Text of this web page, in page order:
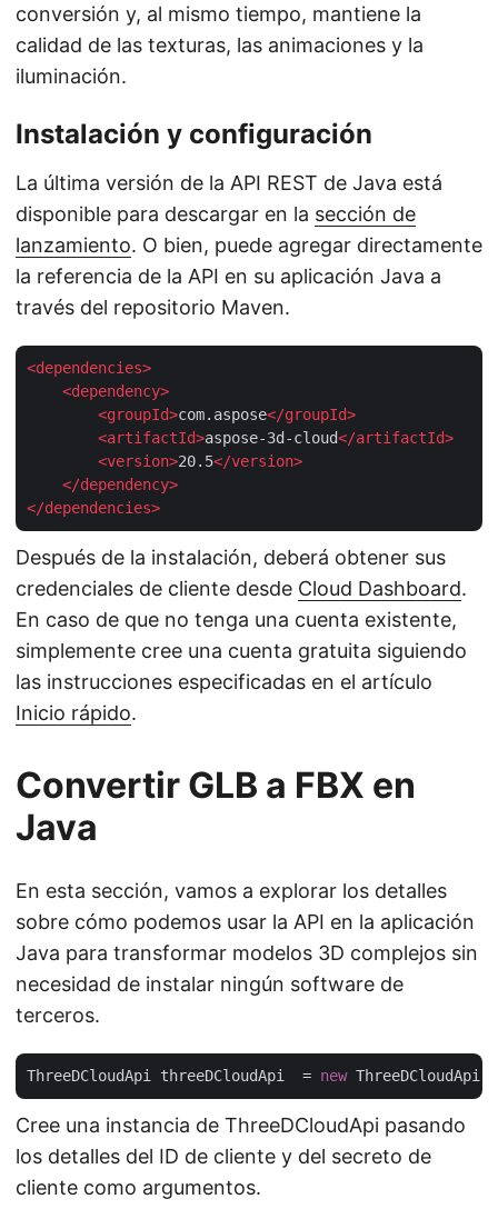
conversión y, al mismo tiempo, mantiene la
calidad de las texturas, las animaciones y la
iluminación.
Instalación y configuración
La última versión de la API REST de Java está
disponible para descargar en la sección de
lanzamiento. O bien, puede agregar directamente
la referencia de la API en su aplicación Java a
través del repositorio Maven.
<dependencies>
<dependency>
<groupId>com.aspose</groupId>
<artifactId>aspose-3d-cloud</artifactId>
<version>20.5</version>
</dependency>
</dependencies>
Después de la instalación, deberá obtener sus
credenciales de cliente desde Cloud Dashboard.
En caso de que no tenga una cuenta existente,
simplemente cree una cuenta gratuita siguiendo
las instrucciones especificadas en el artículo
Inicio rápido.
Convertir GLB a FBX en
Java
En esta sección, vamos a explorar los detalles
sobre cómo podemos usar la API en la aplicación
Java para transformar modelos 3D complejos sin
necesidad de instalar ningún software de
terceros.
ThreeDCloudApi threeDCloudApi  = new ThreeDCloudApi(
Cree una instancia de ThreeDCloudApi pasando
los detalles del ID de cliente y del secreto de
cliente como argumentos.